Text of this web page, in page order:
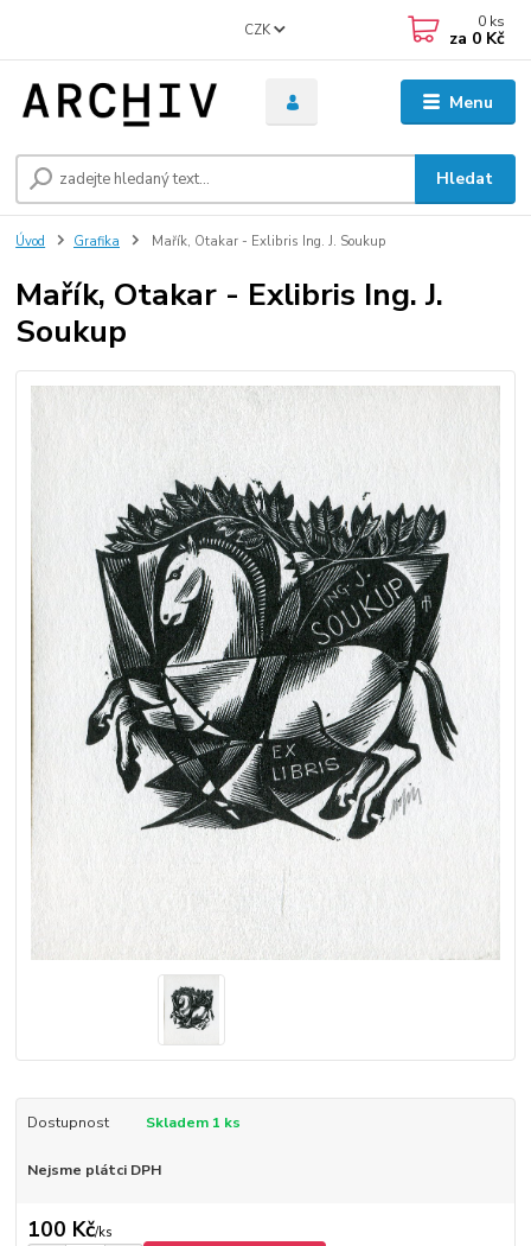
Menu
CZK
Hledat
0 ks
za 0 Kč
Úvod Grafika Mařík, Otakar - Exlibris Ing. J. Soukup
Mařík, Otakar - Exlibris Ing. J.
Soukup
Dostupnost Skladem 1 ks
Nejsme plátci DPH
100 Kč/ks